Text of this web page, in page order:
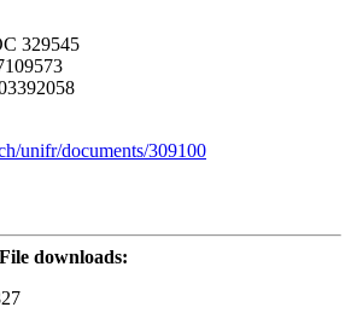
329545
unifr/documents/309100
File downloads: